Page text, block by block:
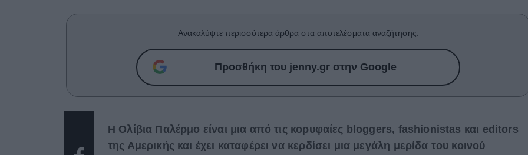
Ανακαλύψτε περισσότερα άρθρα στα αποτελέσματα αναζήτησης.
Προσθήκη του jenny.gr στην Google
H Ολίβια Παλέρμο είναι μια από τις κορυφαίες bloggers, fashionistas και editors
της Αμερικής και έχει καταφέρει να κερδίσει μια μεγάλη μερίδα του κοινού